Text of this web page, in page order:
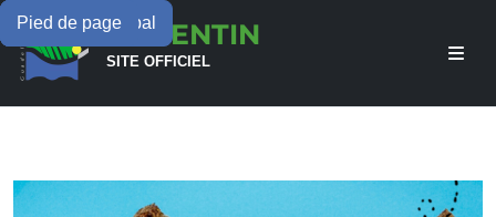
Menu principal
Contenu principal
Pied de pageLAMENTIN
SITE OFFICIEL